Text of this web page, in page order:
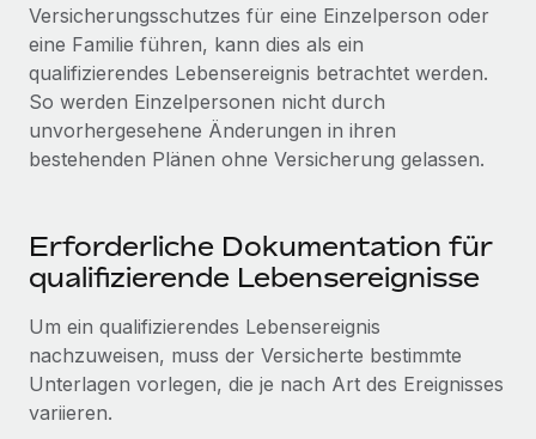
Versicherungsschutzes für eine Einzelperson oder
eine Familie führen, kann dies als ein
qualifizierendes Lebensereignis betrachtet werden.
So werden Einzelpersonen nicht durch
unvorhergesehene Änderungen in ihren
bestehenden Plänen ohne Versicherung gelassen.
Erforderliche Dokumentation für
qualifizierende Lebensereignisse
Um ein qualifizierendes Lebensereignis
nachzuweisen, muss der Versicherte bestimmte
Unterlagen vorlegen, die je nach Art des Ereignisses
variieren.